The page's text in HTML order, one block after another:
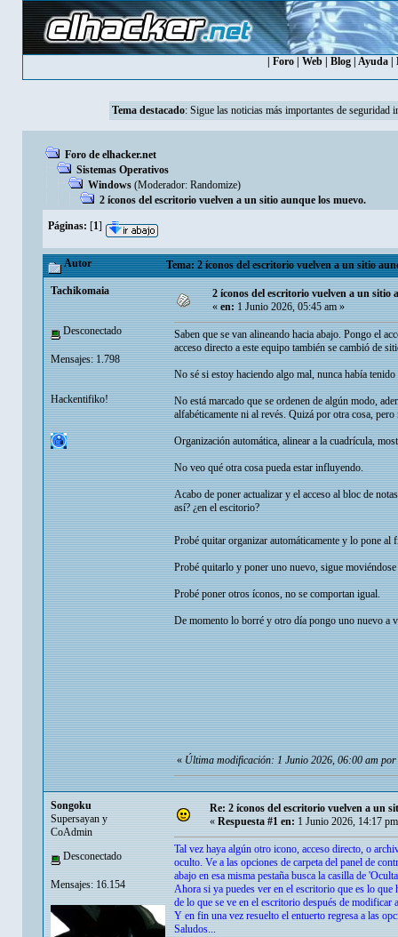
Foro Web Blog Ayuda
Tema destacado: Sigue las noticias más importantes de seguridad
Foro de elhacker.net
Sistemas Operativos
Windows (Moderador: Randomize)
2 íconos del escritorio vuelven a un sitio aunque los muevo.
Páginas: [1]
Autor Tema: 2 íconos del escritorio vuelven a un sitio
Tachikomaia
Desconectado
Mensajes: 1.798
Hackentifiko!
2 íconos del escritorio vuelven a un sitio
«en:1 Junio 2026, 05:45 am »
Saben que se van alineando hacia abajo. Pongo el
acceso directo a este equipo también se cambió de
No sé si estoy haciendo algo mal, nunca había
No está marcado que se ordenen de algún modo,
alfabéticamente ni al revés. Quizá por otra cosa, pero
Organización automática, alinear a la cuadrícula,
No veo qué otra cosa pueda estar influyendo.
Acabo de poner actualizar y el acceso al bloc de
así? ¿en el escitorio?
Probé quitar organizar automáticamente y lo pone
Probé quitarlo y poner uno nuevo, sigue
Probé poner otros íconos, no se comportan igual.
De momento lo borré y otro día pongo uno nuevo a
«Última modificación: 1 Junio 2026, 06:00 am por
Songoku
Supersayan y
CoAdmin
Desconectado
Mensajes: 16.154
Re: 2 íconos del escritorio vuelven a un
« Respuesta #1 en: 1 Junio 2026, 14:17
Tal vez haya algún otro icono, acceso directo, o
oculto. Ve a las opciones de carpeta del panel de
abajo en esa misma pestaña busca la casilla de
Ahora si ya puedes ver en el escritorio que es lo que
de lo que se ve en el escritorio después de modificar
Y en fin una vez resuelto el entuerto regresa a las
Saludos...